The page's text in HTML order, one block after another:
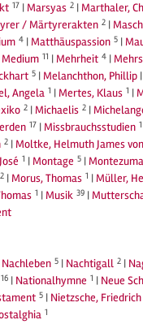
17 | Marsyas 2 | Marthaler,
/ Märtyrerakten 2 |
4 | Matthäuspassion 5 |
Medium 11 | Mehrheit 4 |
5 | Melanchthon, Phillip |
Angela 1 | Mertes, Klaus 1 |
2 | Michaelis 2 |
17 | Missbrauchsstudien 1
2 | Moltke, Helmuth James von
1 | Montage 5 |
2 | Morus, Thomas 1 | Müller,
1 | Musik 39 |
Nachleben 5 | Nachtigall 2 |
16 | Nationalhymne 1 | Neue
5 | Nietzsche, Friedrich
1